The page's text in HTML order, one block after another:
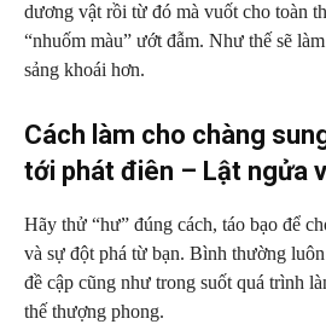
dương vật rồi từ đó mà vuốt cho toàn
“nhuốm màu” ướt đẫm. Như thế sẽ
sảng khoái hơn.
Cách làm cho chàng
tới phát điên – Lật ngửa
Hãy thử “hư” đúng cách, táo bạo để
và sự đột phá từ bạn. Bình thường
đề cập cũng như trong suốt quá trình
thế thượng phong.